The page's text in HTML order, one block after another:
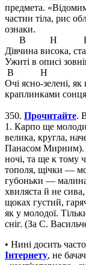
предмета.
частин тіла, рис
ознаки.
В Н
Дівчина висока,
Ужиті в описі
В
Очі ясно-зелені,
краплинками
350. Прочитайте.
1. Карпо ще
велика, кругла,
Панасом Мирним).
ночі, та ще к тому
тополя, щічки —
губоньки — малина
хвиляста й не
щоках густий,
як у молодої.
сніг. (За С.
• Нині досить
Інтернету, не